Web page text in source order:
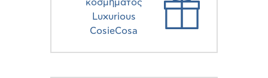
κοσμήματος
Luxurious
CosieCosa